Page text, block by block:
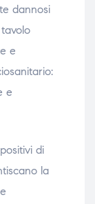
dannosi
e
e
di
la